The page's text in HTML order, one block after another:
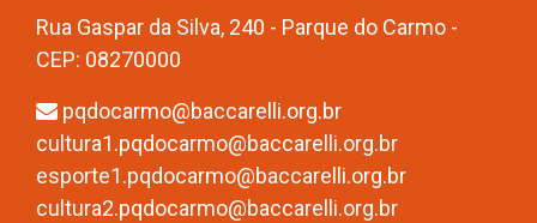
Rua Gaspar da Silva, 240 - Parque do Carmo -
CEP: 08270000
pqdocarmo@baccarelli.org.br
cultura1.pqdocarmo@baccarelli.org.br
esporte1.pqdocarmo@baccarelli.org.br
cultura2.pqdocarmo@baccarelli.org.br